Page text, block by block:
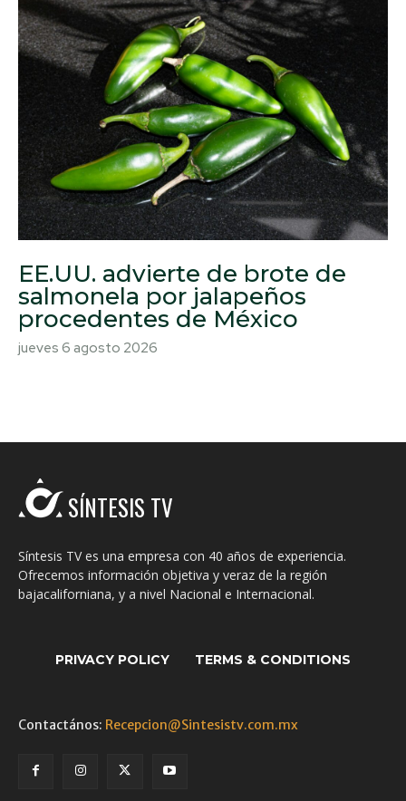
EE.UU. advierte de brote de
salmonela por jalapeños
procedentes de México
jueves 6 agosto 2026
SÍNTESIS TV
Síntesis TV es una empresa con 40 años de experiencia.
Ofrecemos información objetiva y veraz de la región
bajacaliforniana, y a nivel Nacional e Internacional.
PRIVACY POLICY TERMS & CONDITIONS
Contactános: Recepcion@Sintesistv.com.mx